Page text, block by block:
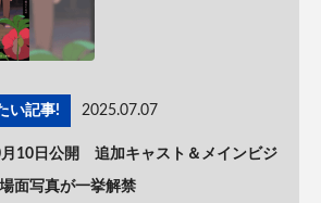
い記事! 2025.07.07
月10日公開 追加キャスト＆メインビジ
面写真が一挙解禁